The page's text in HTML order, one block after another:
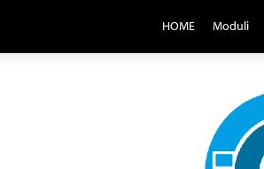
HOME Moduli